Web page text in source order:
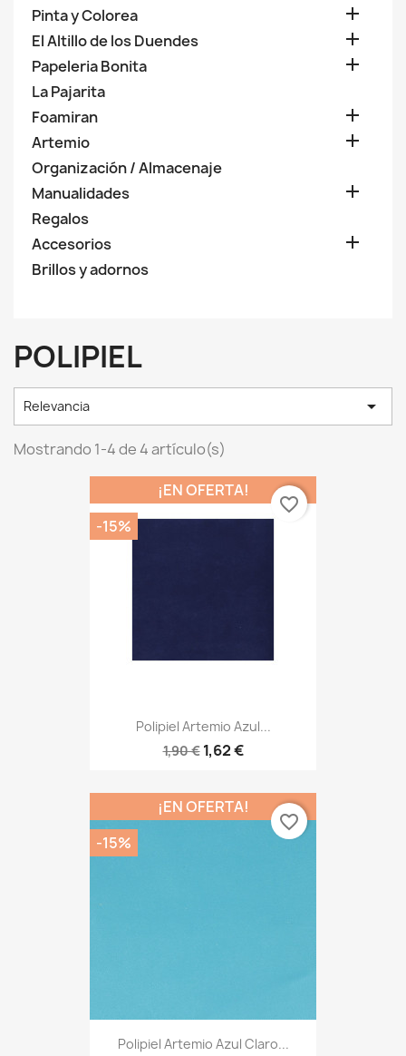
Pinta y Colorea

El Altillo de los Duendes 
Papeleria Bonita 
La Pajarita
Foamiran

Artemio 
Organización / Almacenaje
Manualidades

Regalos
Accesorios

Brillos y adornos
POLIPIEL
Relevancia 
Mostrando 1-4 de 4 artículo(s)
Polipiel Artemio Azul...
1,90 € 1,62 €
¡EN OFERTA!
-15%
favorite_border
Polipiel Artemio Azul Claro...
¡EN OFERTA!
-15%
favorite_border